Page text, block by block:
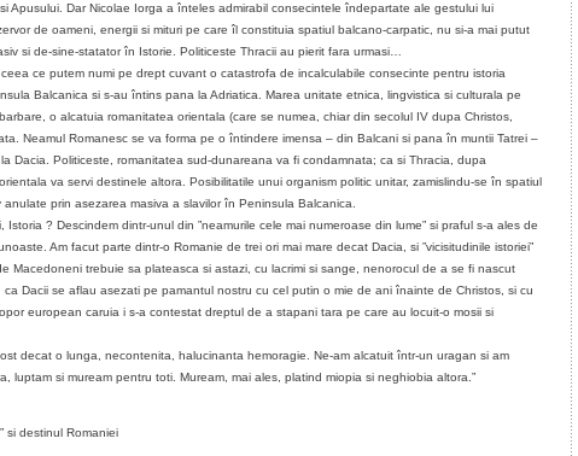
Apusului. Dar Nicolae Iorga a înteles admirabil consecintele îndepartate ale gestului lui
de oameni, energii si mituri pe care îl constituia spatiul balcano-carpatic, nu si-a mai putut
si de-sine-statator în Istorie. Politiceste Thracii au pierit fara urmasi…
ce putem numi pe drept cuvant o catastrofa de incalculabile consecinte pentru istoria
Balcanica si s-au întins pana la Adriatica. Marea unitate etnica, lingvistica si culturala pe
o alcatuia romanitatea orientala (care se numea, chiar din secolul IV dupa Christos,
Neamul Romanesc se va forma pe o întindere imensa – din Balcani si pana în muntii Tatrei –
Dacia. Politiceste, romanitatea sud-dunareana va fi condamnata; ca si Thracia, dupa
va servi destinele altora. Posibilitatile unui organism politic unitar, zamislindu-se în spatiul
prin asezarea masiva a slavilor în Peninsula Balcanica.
Istoria ? Descindem dintr-unul din ”neamurile cele mai numeroase din lume” si praful s-a ales de
Am facut parte dintr-o Romanie de trei ori mai mare decat Dacia, si ”vicisitudinile istoriei”
Macedoneni trebuie sa plateasca si astazi, cu lacrimi si sange, nenorocul de a se fi nascut
Dacii se aflau asezati pe pamantul nostru cu cel putin o mie de ani înainte de Christos, si cu
european caruia i s-a contestat dreptul de a stapani tara pe care au locuit-o mosii si
decat o lunga, necontenita, halucinanta hemoragie. Ne-am alcatuit într-un uragan si am
luptam si muream pentru toti. Muream, mai ales, platind miopia si neghiobia altora.”
si destinul Romaniei